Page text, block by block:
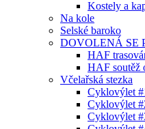
Kostely a
Na kole
Selské baroko
DOVOLENÁ SE
HAF
HAF soutěž
Včelařská stezka
Cyklovýlet
Cyklovýlet
Cyklovýlet